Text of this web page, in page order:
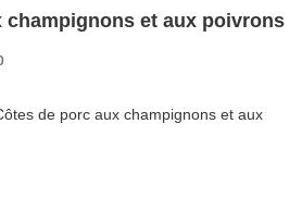
champignons et aux poivrons